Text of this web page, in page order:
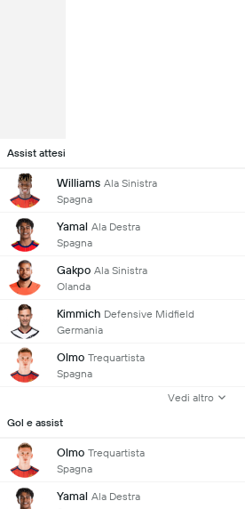
Assist attesi
Williams Ala Sinistra
Spagna
Yamal Ala Destra
Spagna
Gakpo Ala Sinistra
Olanda
Kimmich Defensive Midfield
Germania
Olmo Trequartista
Spagna
Vedi altro
Gol e assist
Olmo Trequartista
Spagna
Yamal Ala Destra